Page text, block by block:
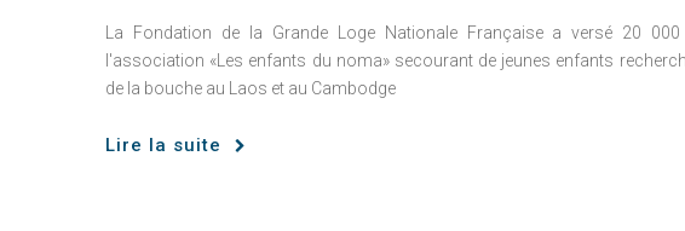
La Fondation de la Grande Loge Nationale Française a versé 20
l'association «Les enfants du noma» secourant de jeunes enfants
de la bouche au Laos et au Cambodge
Lire la suite